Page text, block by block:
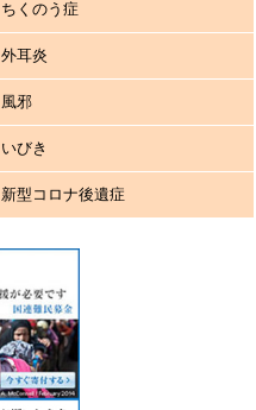
ちくのう症
外耳炎
風邪
いびき
新型コロナ後遺症